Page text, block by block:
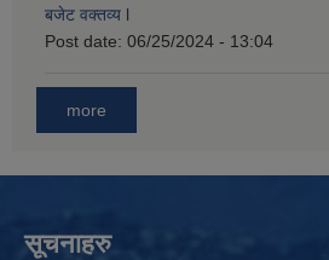
बजेट वक्तव्य l
Post date: 06/25/2024 - 13:04
more
सूचनाहरु